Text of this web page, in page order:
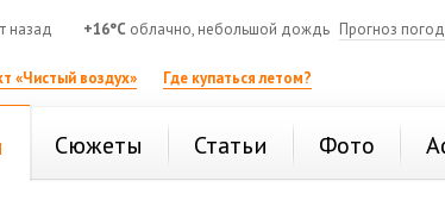
назад +16°C облачно, небольшой дождь Прогноз
«Чистый воздух» Где купаться летом?
Сюжеты Статьи Фото